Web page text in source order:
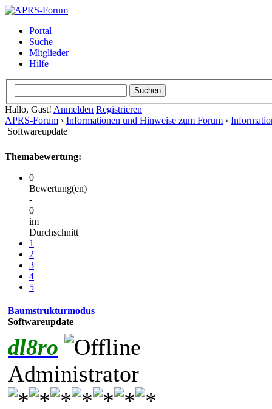
Portal
Suche
Mitglieder
Hilfe
Hallo, Gast! Anmelden Registrieren
APRS-Forum › Informationen und Hinweise zum Forum ›
Softwareupdate
Themabewertung:
0
Bewertung(en)
-
0
im
Durchschnitt
1
2
3
4
5
Baumstrukturmodus
Softwareupdate
dl8ro
Administrator